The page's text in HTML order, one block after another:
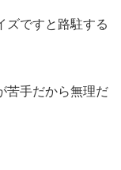
ズですと路駐する
苦手だから無理だ